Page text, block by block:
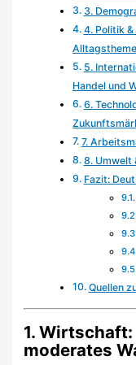
3.
4. Politik
5.
Handel und
6.
7.
8. Umwelt
Fazit:
Quellen
1.Wirtschaft:
moderates